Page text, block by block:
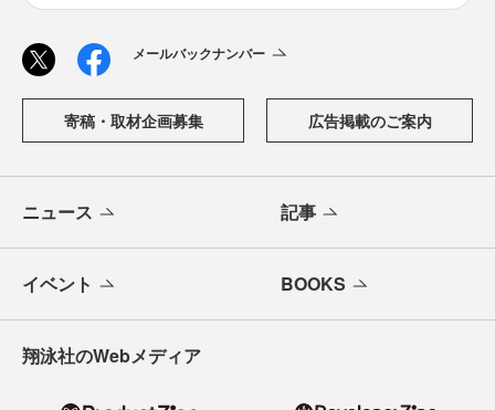
メールバックナンバー
寄稿・取材企画募集 広告掲載のご案内
ニュース 記事
イベント BOOKS
翔泳社のWebメディア